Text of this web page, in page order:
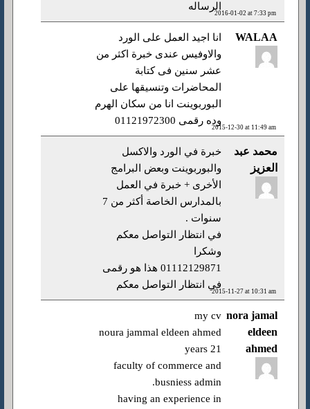
2016-01-02 at 7:33 pm
الرساله
WALAA
2015-12-30 at 11:49 am
انا اجيد العمل على الورد
والاوفيس عندى خبرة اكثر من
عشر سنين فى كتابة
المحاضرات وتنسيقها على
البوربوينت انا من سكان الهرم
وده رقمى 01121972300
محمد عبد
العزيز
2015-11-27 at 10:31 am
خبرة في الورد والاكسل
والبوربوينت وبعض البرامج
الأخرى + خبرة في العمل
بالمدارس الخاصة أكثر من 7
سنوات .
في انتظار التواصل معكم
وشكرا
01112129871 هذا هو رقمى
في انتظار التواصل معكم
nora jamal
eldeen
ahmed
my cv
noura jammal eldeen ahmed
21 years
faculty of commerce and
busniess admin.
having an experience in